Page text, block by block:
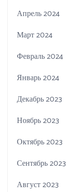
Апрель 2024
Март 2024
Февраль 2024
Январь 2024
Декабрь 2023
Ноябрь 2023
Октябрь 2023
Сентябрь 2023
Август 2023